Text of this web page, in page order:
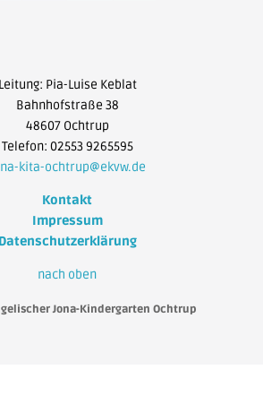
Leitung: Pia-Luise Keblat
Bahnhofstraße 38
48607 Ochtrup
Telefon: 02553 9265595
kita-ochtrup@ekvw.de
Kontakt
Impressum
Datenschutzerklärung
nach oben
Jona-Kindergarten Ochtrup